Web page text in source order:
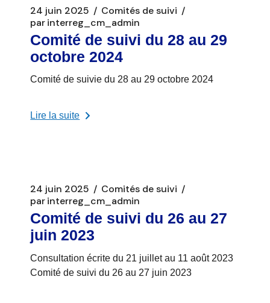
24 juin 2025
Comités de suivi
parinterreg_cm_admin
Comité de suivi du 28 au 29
octobre 2024
Comité de suivie du 28 au 29 octobre 2024
Lire la suite
24 juin 2025
Comités de suivi
parinterreg_cm_admin
Comité de suivi du 26 au 27
juin 2023
Consultation écrite du 21 juillet au 11 août 2023
Comité de suivi du 26 au 27 juin 2023